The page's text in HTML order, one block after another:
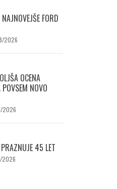
FORD
2026
OCENA
NOVO
2026
45 LET
2026